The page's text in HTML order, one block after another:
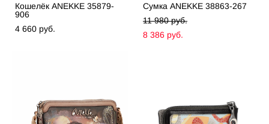
Кошелёк ANEKKE 35879-
906
4 660 pуб.
Сумка ANEKKE 38863-267
11 980 pуб.
8 386 pуб.